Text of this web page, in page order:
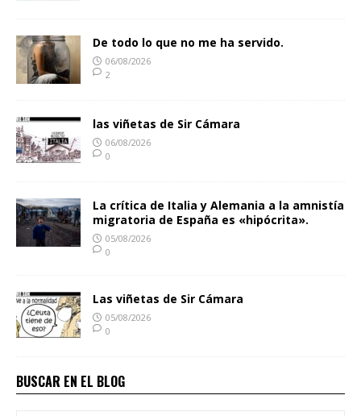
De todo lo que no me ha servido.
06/08/2026
2
las viñetas de Sir Cámara
06/08/2026
0
La crítica de Italia y Alemania a la amnistía
migratoria de España es «hipócrita».
05/08/2026
0
Las viñetas de Sir Cámara
05/08/2026
0
BUSCAR EN EL BLOG